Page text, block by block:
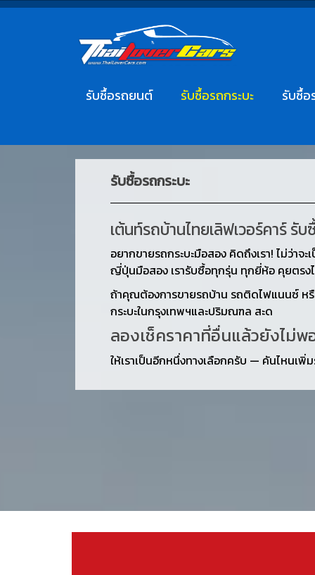
รับซื้อรถยนต์ รับซื้อรถกระบะ รับซื้
รับซื้อรถกระบะ
เต้นท์รถบ้านไทยเลิฟเวอร์คาร์ รั
อยากขายรถกระบะมือสอง คิดถึงเรา! ไม่ว่าจ
ญี่ปุ่นมือสอง เรารับซื้อทุกรุ่น ทุกยี่ห้อ คุยตรง
ถ้าคุณต้องการขายรถบ้าน รถติดไฟแนนซ์
กระบะในกรุงเทพฯและปริมณฑล สะด
ลองเช็คราคาที่อื่นแล้วยังไม่พ
ให้เราเป็นอีกหนึ่งทางเลือกครับ — คันไหนเ